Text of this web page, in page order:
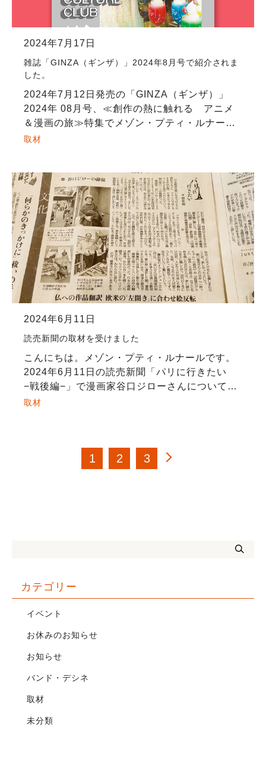
2024年7月17日
雑誌「GINZA（ギンザ）」2024年8月号で紹介されま
した。
2024年7月12日発売の「GINZA（ギンザ）」
2024年 08月号、≪創作の熱に触れる アニメ
＆漫画の旅≫特集でメゾン・プティ・ルナール
が紹介されました。GINZA（ギンザ）読者さん
取材
2024年6月11日
読売新聞の取材を受けました
こんにちは。メゾン・プティ・ルナールです。
2024年6月11日の読売新聞「パリに行きたい
−戦後編−」で漫画家谷口ジローさんについて取
材を受けました。 ［パリに行きたい 戦後編］
取材
1 2 3
カテゴリー
イベント
お休みのお知らせ
お知らせ
バンド・デシネ
取材
未分類